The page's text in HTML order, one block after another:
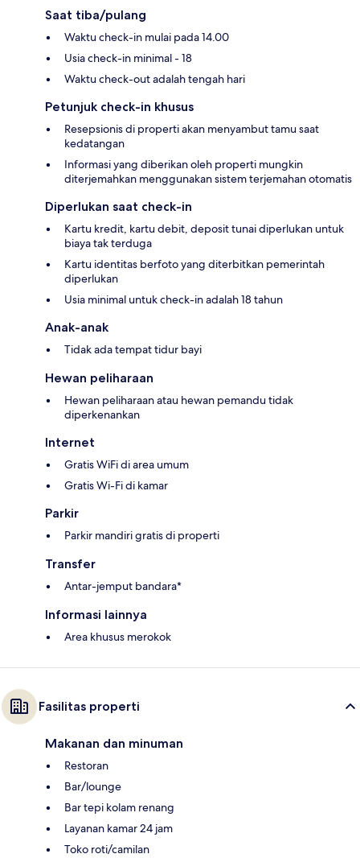
Saat tiba/pulang
Waktu check-in mulai pada 14.00
Usia check-in minimal - 18
Waktu check-out adalah tengah hari
Petunjuk check-in khusus
Resepsionis di properti akan menyambut tamu saat
kedatangan
Informasi yang diberikan oleh properti mungkin
diterjemahkan menggunakan sistem terjemahan otomatis
Diperlukan saat check-in
Kartu kredit, kartu debit, deposit tunai diperlukan untuk
biaya tak terduga
Kartu identitas berfoto yang diterbitkan pemerintah
diperlukan
Usia minimal untuk check-in adalah 18 tahun
Anak-anak
Tidak ada tempat tidur bayi
Hewan peliharaan
Hewan peliharaan atau hewan pemandu tidak
diperkenankan
Internet
Gratis WiFi di area umum
Gratis Wi-Fi di kamar
Parkir
Parkir mandiri gratis di properti
Transfer
Antar-jemput bandara*
Informasi lainnya
Area khusus merokok
Fasilitas properti
Makanan dan minuman
Restoran
Bar/lounge
Bar tepi kolam renang
Layanan kamar 24 jam
Toko roti/camilan